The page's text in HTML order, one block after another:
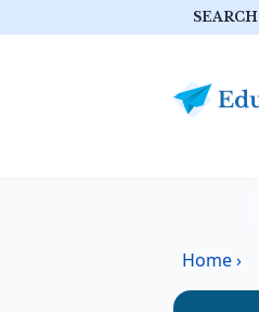
SEARCH
Home›